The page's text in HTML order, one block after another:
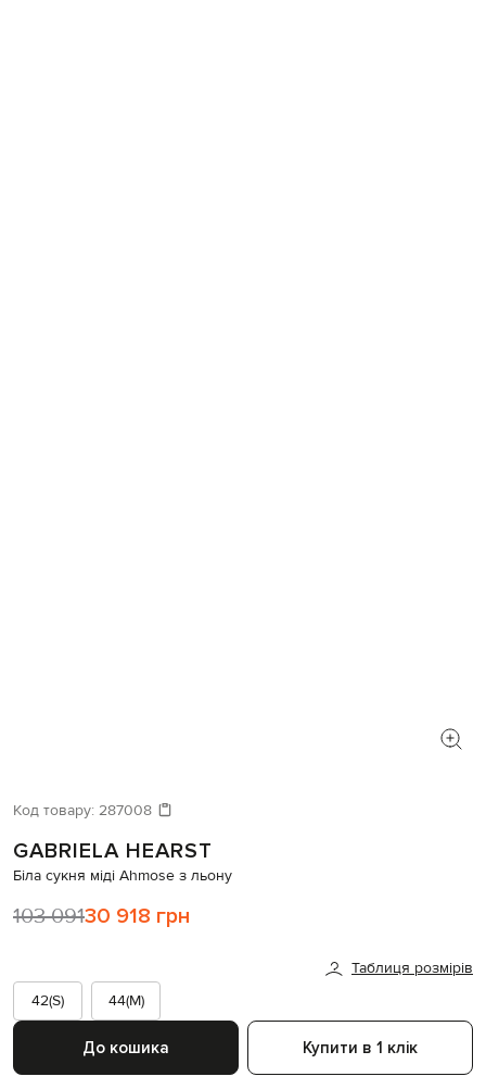
Код товару: 287008
GABRIELA HEARST
Біла сукня міді Ahmose з льону
103 09130 918 грн
Таблиця розмірів
42(S)
44(M)
До кошика Купити в 1 клік